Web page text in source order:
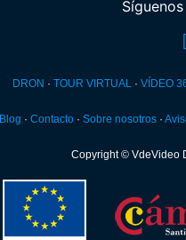
DRON · TOUR VIRTUAL· VÍDEO
Blog · Contacto· Sobre nosotros·
Copyright © VdeVideo